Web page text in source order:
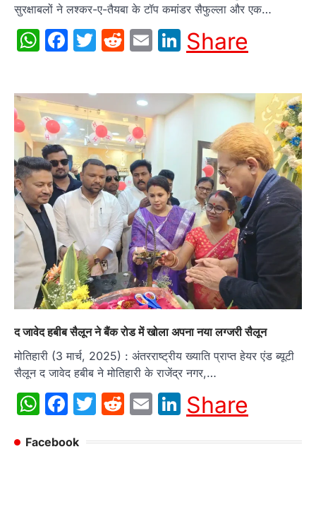
सुरक्षाबलों ने लश्कर-ए-तैयबा के टॉप कमांडर सैफुल्ला और एक…
WhatsApp
Facebook
Twitter
Reddit
EmailLinkedIn
Share
द जावेद हबीब सैलून ने बैंक रोड में खोला अपना नया लग्जरी सैलून
मोतिहारी (3 मार्च, 2025) : अंतरराष्ट्रीय ख्याति प्राप्त हेयर एंड ब्यूटी
सैलून द जावेद हबीब ने मोतिहारी के राजेंद्र नगर,…
WhatsApp
Facebook
Twitter
Reddit
EmailLinkedIn
Share
Facebook